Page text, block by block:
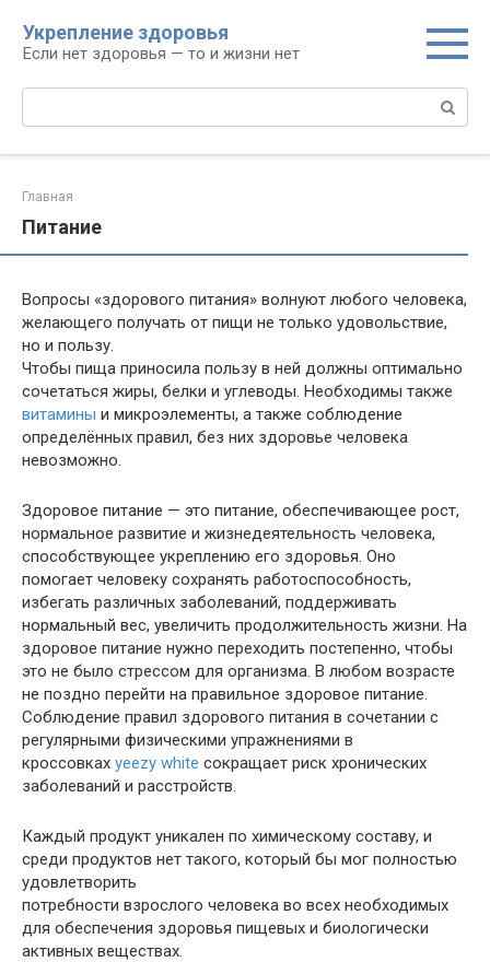
контенту
Укрепление здоровья
Если нет здоровья — то и жизни нет
Поиск:
Главная
Питание
Вопросы «здорового питания» волнуют любого человека,
желающего получать от пищи не только удовольствие,
но и пользу.
Чтобы пища приносила пользу в ней должны оптимально
сочетаться жиры, белки и углеводы. Необходимы также
витамины и микроэлементы, а также соблюдение
определённых правил, без них здоровье человека
невозможно.
Здоровое питание — это питание, обеспечивающее рост,
нормальное развитие и жизнедеятельность человека,
способствующее укреплению его здоровья. Оно
помогает человеку сохранять работоспособность,
избегать различных заболеваний, поддерживать
нормальный вес, увеличить продолжительность жизни. На
здоровое питание нужно переходить постепенно, чтобы
это не было стрессом для организма. В любом возрасте
не поздно перейти на правильное здоровое питание.
Соблюдение правил здорового питания в сочетании с
регулярными физическими упражнениями в
кроссовках yeezy white сокращает риск хронических
заболеваний и расстройств.
Каждый продукт уникален по химическому составу, и
среди продуктов нет такого, который бы мог полностью
удовлетворить
потребности взрослого человека во всех необходимых
для обеспечения здоровья пищевых и биологически
активных веществах.